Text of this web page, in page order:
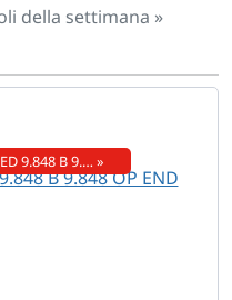
della settimana »
9.848 B 9.… »